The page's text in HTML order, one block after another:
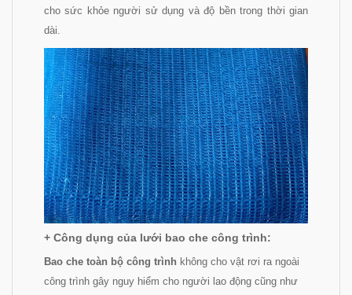
cho sức khỏe người sử dụng và độ bền trong thời gian
dài.
+ Công dụng của lưới bao che công trình:
Bao che toàn bộ công trình không cho vật rơi ra ngoài
công trình gây nguy hiểm cho người lao động cũng như